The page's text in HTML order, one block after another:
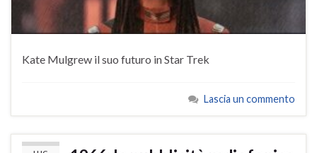
Kate Mulgrew il suo futuro in Star Trek
Lascia un commento